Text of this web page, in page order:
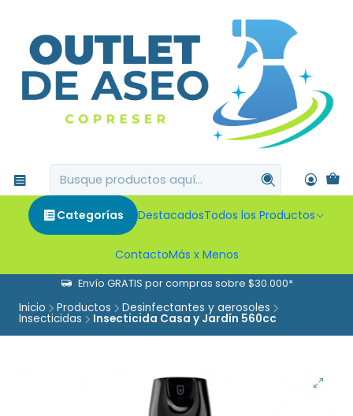
Categorías DestacadosTodos los Productos
ContactoMás x Menos
Envío GRATIS por compras sobre $30.000*
Inicio Productos Desinfectantes y aerosoles
Insecticidas Insecticida Casa y Jardín 560cc